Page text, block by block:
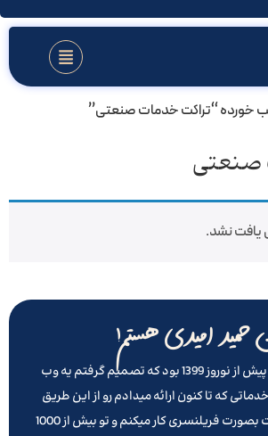
خورده “تراکت خدمات صنعتی”
صنعتی
نشد.
حمید امیدی هستم!
تو روزهای کرونایی پیش از نوروز 1399 بود که تصمیم گرفتم یه وب
که تا کنون ارائه میدادم رو از این طریق
ارائه بدم . سالهاست بصورت فریلنسری کار میکنم و تو بیش از 1000